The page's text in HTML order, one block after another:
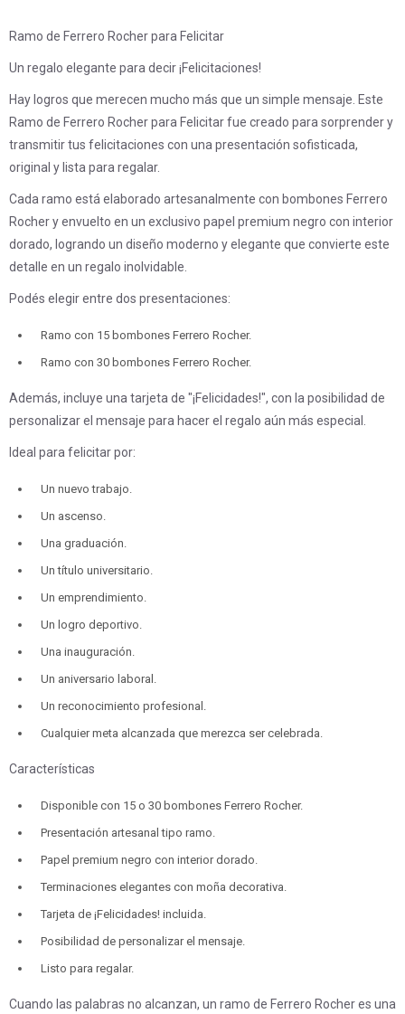
Ramo de Ferrero Rocher para Felicitar
Un regalo elegante para decir ¡Felicitaciones!
Hay logros que merecen mucho más que un simple mensaje. Este
Ramo de Ferrero Rocher para Felicitar fue creado para sorprender y
transmitir tus felicitaciones con una presentación sofisticada,
original y lista para regalar.
Cada ramo está elaborado artesanalmente con bombones Ferrero
Rocher y envuelto en un exclusivo papel premium negro con interior
dorado, logrando un diseño moderno y elegante que convierte este
detalle en un regalo inolvidable.
Podés elegir entre dos presentaciones:
Ramo con 15 bombones Ferrero Rocher.
Ramo con 30 bombones Ferrero Rocher.
Además, incluye una tarjeta de "¡Felicidades!", con la posibilidad de
personalizar el mensaje para hacer el regalo aún más especial.
Ideal para felicitar por:
Un nuevo trabajo.
Un ascenso.
Una graduación.
Un título universitario.
Un emprendimiento.
Un logro deportivo.
Una inauguración.
Un aniversario laboral.
Un reconocimiento profesional.
Cualquier meta alcanzada que merezca ser celebrada.
Características
Disponible con 15 o 30 bombones Ferrero Rocher.
Presentación artesanal tipo ramo.
Papel premium negro con interior dorado.
Terminaciones elegantes con moña decorativa.
Tarjeta de ¡Felicidades! incluida.
Posibilidad de personalizar el mensaje.
Listo para regalar.
Cuando las palabras no alcanzan, un ramo de Ferrero Rocher es una